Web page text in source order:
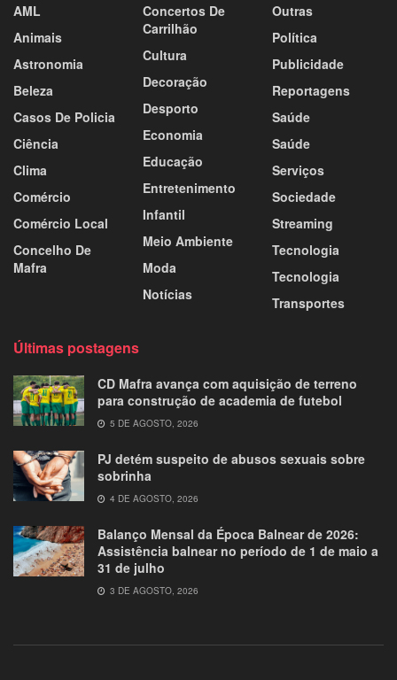
AML
Animais
Astronomia
Beleza
Casos De Policia
Ciência
Clima
Comércio
Comércio Local
Concelho De
Mafra
Concertos De
Carrilhão
Cultura
Decoração
Desporto
Economia
Educação
Entretenimento
Infantil
Meio Ambiente
Moda
Notícias
Outras
Política
Publicidade
Reportagens
Saúde
Saúde
Serviços
Sociedade
Streaming
Tecnologia
Tecnologia
Transportes
Últimas postagens
CD Mafra avança com aquisição de terreno
para construção de academia de futebol
5 DE AGOSTO, 2026
PJ detém suspeito de abusos sexuais sobre
sobrinha
4 DE AGOSTO, 2026
Balanço Mensal da Época Balnear de 2026:
Assistência balnear no período de 1 de maio a
31 de julho
3 DE AGOSTO, 2026